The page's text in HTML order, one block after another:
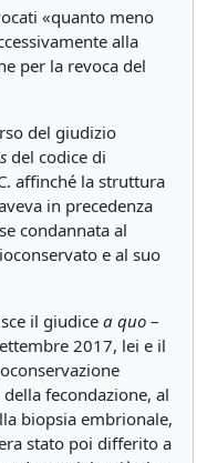
«quanto meno
alla
per la revoca del
del giudizio
del codice di
affinché la struttura
in precedenza
condannata al
e al suo
il giudice a quo –
2017, lei e il
fecondazione, al
biopsia embrionale,
stato poi differito a